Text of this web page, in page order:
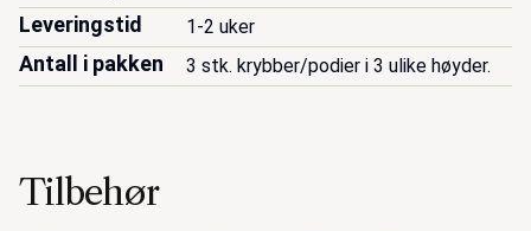
Leveringstid 1-2 uker
Antall i pakken 3 stk. krybber/podier i 3 ulike høyder.
Tilbehør